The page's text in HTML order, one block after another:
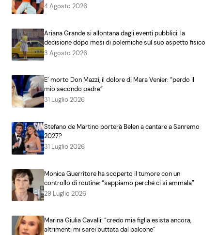
4 Agosto 2026
Ariana Grande si allontana dagli eventi pubblici: la
decisione dopo mesi di polemiche sul suo aspetto fisico
3 Agosto 2026
E’ morto Don Mazzi, il dolore di Mara Venier: “perdo il
mio secondo padre”
31 Luglio 2026
Stefano de Martino porterà Belen a cantare a Sanremo
2027?
31 Luglio 2026
Monica Guerritore ha scoperto il tumore con un
controllo di routine: “sappiamo perché ci si ammala”
29 Luglio 2026
Marina Giulia Cavalli: “credo mia figlia esista ancora,
altrimenti mi sarei buttata dal balcone”